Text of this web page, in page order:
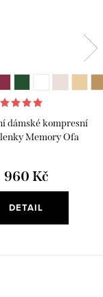
dámské kompresní
Memory Ofa
960 Kč
DETAIL